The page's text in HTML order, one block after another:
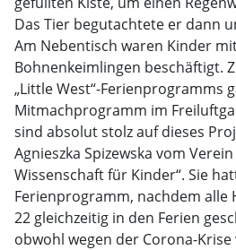
Das Tier begutachtete er dann
Am Nebentisch waren Kinder
Bohnenkeimlingen beschäftigt.
„Little West“-Ferienprogramms
Mitmachprogramm im
sind absolut stolz auf dieses
Agnieszka Spizewska vom
Wissenschaft für Kinder“. Sie
Ferienprogramm, nachdem alle
22 gleichzeitig in den Ferien
obwohl wegen der Corona-